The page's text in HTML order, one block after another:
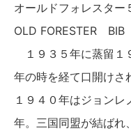
オールドフォレスター
OLD FORESTER
１９３５年に蒸留１
年の時を経て口開けさ
１９４０年はジョン
年。三国同盟が結ばれ